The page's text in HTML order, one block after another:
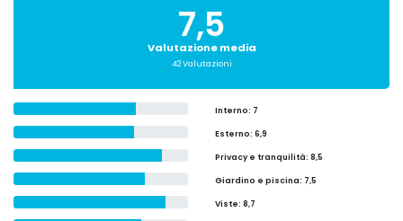
7,5
Valutazione media
42 Valutazioni
Interno: 7
Esterno: 6,9
Privacy e tranquilità: 8,5
Giardino e piscina: 7,5
Viste: 8,7